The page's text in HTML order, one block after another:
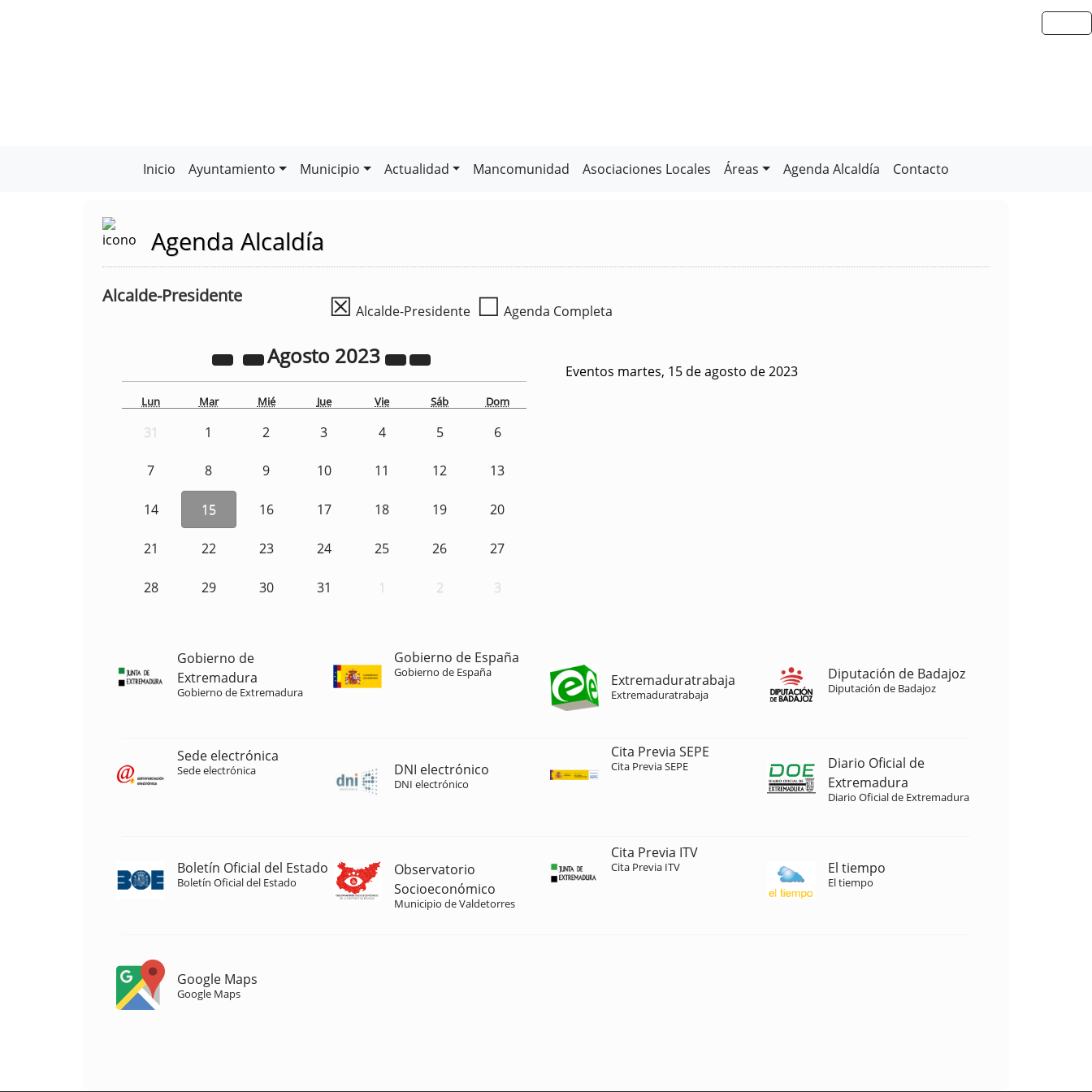
Inicio Ayuntamiento Municipio Actualidad Mancomunidad Asociaciones Locales Áreas Agenda Alcaldía Contacto
Agenda Alcaldía
Alcalde-Presidente ☒ Alcalde-Presidente ☐ Agenda Completa
Agosto 2023
Lun Mar Mié Jue Vie Sáb Dom
31 1 2 3 4 5 6
7 8 9 10 11 12 13
14 15 16 17 18 19 20
21 22 23 24 25 26 27
28 29 30 31 1 2 3
Eventos martes, 15 de agosto de 2023
Gobierno de
Extremadura
Gobierno de Extremadura
Gobierno de España
Gobierno de España Extremaduratrabaja
Extremaduratrabaja
Diputación de Badajoz
Diputación de Badajoz
Sede electrónica
Sede electrónica DNI electrónico
DNI electrónico
Cita Previa SEPE
Cita Previa SEPE
Diario Oficial de
Extremadura
Diario Oficial de Extremadura
Boletín Oficial del Estado
Boletín Oficial del Estado
Observatorio
Socioeconómico
Municipio de Valdetorres
Cita Previa ITV
Cita Previa ITV El tiempo
El tiempo
Google Maps
Google Maps